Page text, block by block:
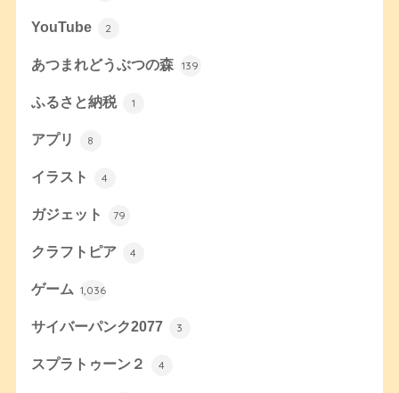
YouTube 2
あつまれどうぶつの森 139
ふるさと納税 1
アプリ 8
イラスト 4
ガジェット 79
クラフトピア 4
ゲーム 1,036
サイバーパンク2077 3
スプラトゥーン２ 4